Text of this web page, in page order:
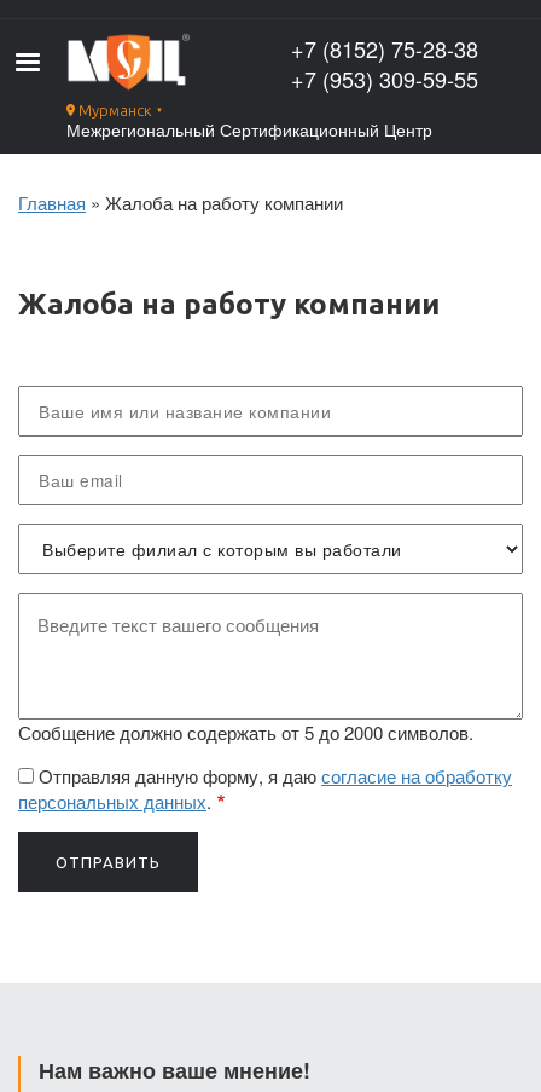
основному
содержанию
Мурманск ▼
Межрегиональный Сертификационный Центр
+7 (8152) 75-28-38
+7 (953) 309-59-55
Главная Жалоба на работу компании
Жалоба на работу компании
имя
email
жалобы
Сообщение должно содержать от 5 до 2000 символов.
Отправляя данную форму, я даюсогласие на обработку
персональных данных.
Нам важно ваше мнение!